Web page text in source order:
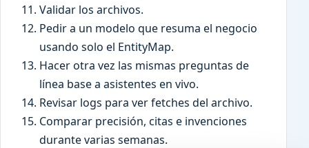
Validar los archivos.
Pedir a un modelo que resuma el negocio
usando solo el EntityMap.
Hacer otra vez las mismas preguntas de
línea base a asistentes en vivo.
Revisar logs para ver fetches del archivo.
Comparar precisión, citas e invenciones
durante varias semanas.